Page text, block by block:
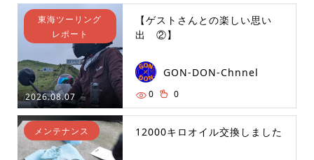
2026.08.07
東海ツーリング
レポート
【ゲストさんとの楽しい思い
出 ②】
GON-DON-Chnnel
0 0
メンテナンス 12000キロオイル交換しました